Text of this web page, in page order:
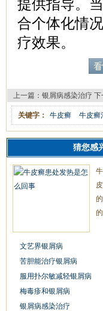
提供指导。
合个体化情
疗效果。
上一篇： 银屑病感染治疗 下
关键字： 牛皮癣 牛皮癣
猜您感
文艺界银屑病
苦胆能治疗银屑病
服用扑尔敏减轻银屑病
梅毒疹和银屑病
银屑病感染治疗